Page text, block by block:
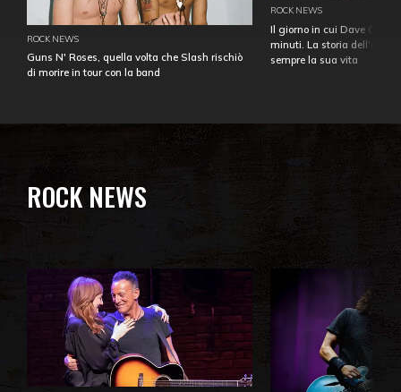
ROCK NEWS
Guns N' Roses, quella volta che Slash rischiò
di morire in tour con la band
ROCK NEWS
Il giorno in cui Dave
minuti. La storia
sempre la sua vita
ROCK NEWS